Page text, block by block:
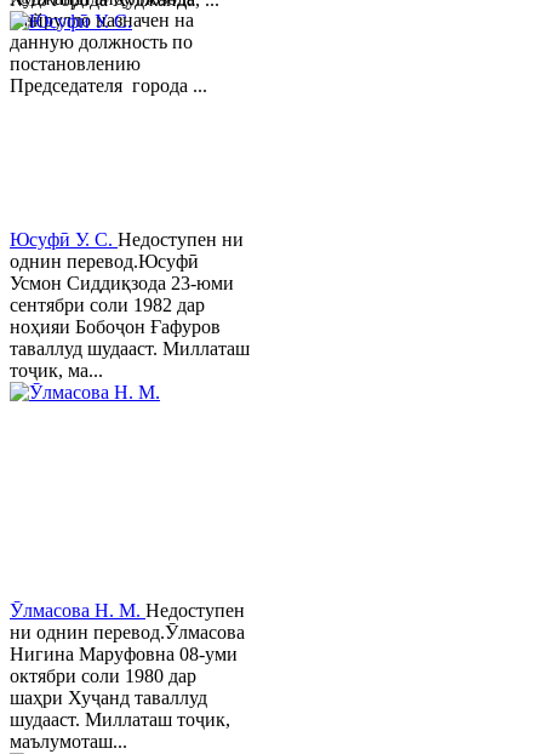
Хайрулло назначен на
данную должность по
постановлению
Председателя города ...
Юсуфӣ У. C. Недоступен ни
однин перевод.Юсуфӣ
Усмон Сиддиқзода 23-юми
сентябри соли 1982 дар
ноҳияи Бобоҷон Ғафуров
таваллуд шудааст. Миллаташ
тоҷик, ма...
Ӯлмасова Н. М. Недоступен
ни однин перевод.Ӯлмасова
Нигина Маруфовна 08-уми
октябри соли 1980 дар
шаҳри Хуҷанд таваллуд
шудааст. Миллаташ тоҷик,
маълумоташ...